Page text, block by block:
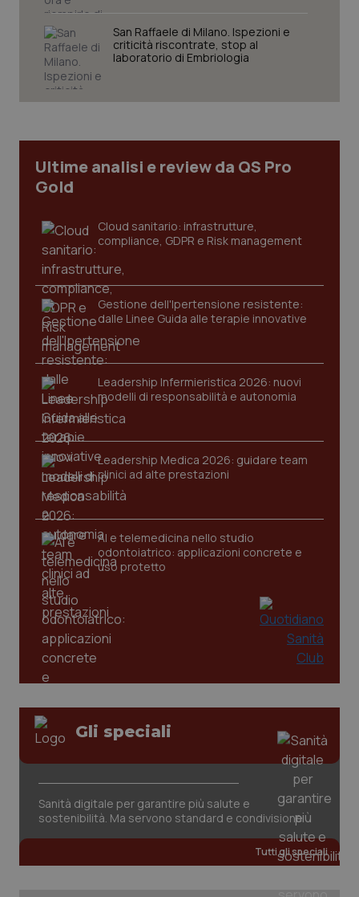
San Raffaele di Milano. Ispezioni e
criticità riscontrate, stop al
laboratorio di Embriologia
Ultime analisi e review da QS Pro
Gold
Cloud sanitario: infrastrutture,
compliance, GDPR e Risk management
Gestione dell'Ipertensione resistente:
dalle Linee Guida alle terapie innovative
Leadership Infermieristica 2026: nuovi
modelli di responsabilità e autonomia
Leadership Medica 2026: guidare team
clinici ad alte prestazioni
AI e telemedicina nello studio
odontoiatrico: applicazioni concrete e
uso protetto
Gli speciali
Sanità digitale per garantire più salute e
sostenibilità. Ma servono standard e condivisione
Tutti gli speciali
Nome
VISITOR_PRIVACY_METADATA
YouTube
.youtube.com
CookieScriptConsent
www.quotidianosanita.it
tracking-sites-ironfish-
session-id
mese